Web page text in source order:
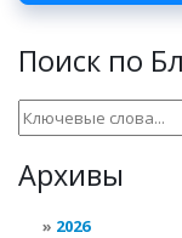
Поиск по
Архивы
2026